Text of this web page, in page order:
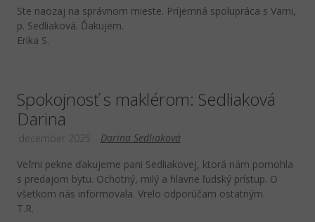
Ste naozaj na správnom mieste. Príjemná spolupráca s Vami,
p. Sedliaková. Ďakujem.
Erika S.
Spokojnosť s maklérom: Sedliaková
Darina
Darina Sedliaková
december 2025
Veľmi pekne ďakujeme pani Sedliakovej, ktorá nám pomohla
s predajom bytu. Ochotný, milý a hlavne ľudský prístup. O
všetkom nás informovala. Vrelo odporúčam ostatným.
T.R.